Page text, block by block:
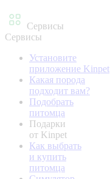
Сервисы
Сервисы
Установите
приложение Kinpet
Какая порода
подходит вам?
Подобрать
питомца
Подарки
от Kinpet
Как выбрать
и купить
питомца